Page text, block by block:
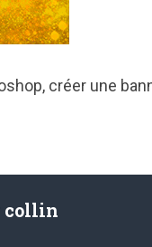
créer une
collin